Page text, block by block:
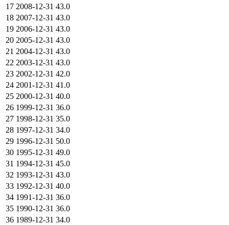
17 2008-12-31 43.0
18 2007-12-31 43.0
19 2006-12-31 43.0
20 2005-12-31 43.0
21 2004-12-31 43.0
22 2003-12-31 43.0
23 2002-12-31 42.0
24 2001-12-31 41.0
25 2000-12-31 40.0
26 1999-12-31 36.0
27 1998-12-31 35.0
28 1997-12-31 34.0
29 1996-12-31 50.0
30 1995-12-31 49.0
31 1994-12-31 45.0
32 1993-12-31 43.0
33 1992-12-31 40.0
34 1991-12-31 36.0
35 1990-12-31 36.0
36 1989-12-31 34.0